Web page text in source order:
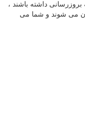
داشته باشند ،
می شوند و شما می